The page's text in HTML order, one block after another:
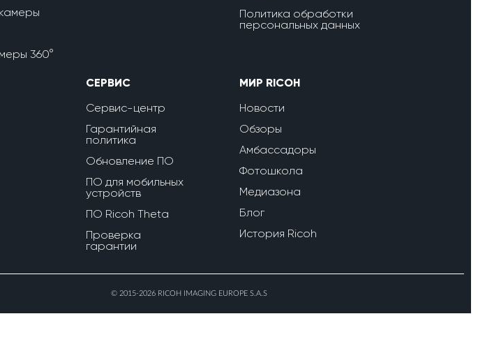
360°
Политика обработки
персональных данных
СЕРВИС
Сервис-центр
Гарантийная
политика
Обновление ПО
ПО для мобильных
устройств
ПО Ricoh Theta
Проверка
гарантии
МИР RICOH
Новости
Обзоры
Амбассадоры
Фотошкола
Медиазона
Блог
История Ricoh
© 2015-2026 RICOH IMAGING EUROPE S.A.S